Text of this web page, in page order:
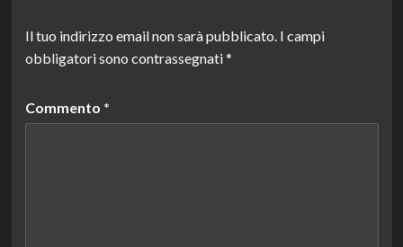
Il tuo indirizzo email non sarà pubblicato. I campi
obbligatori sono contrassegnati*
Commento *